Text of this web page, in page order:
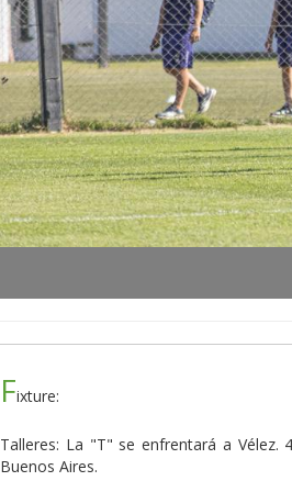
Fixture:
Talleres: La "T" se enfrentará a
Buenos Aires.